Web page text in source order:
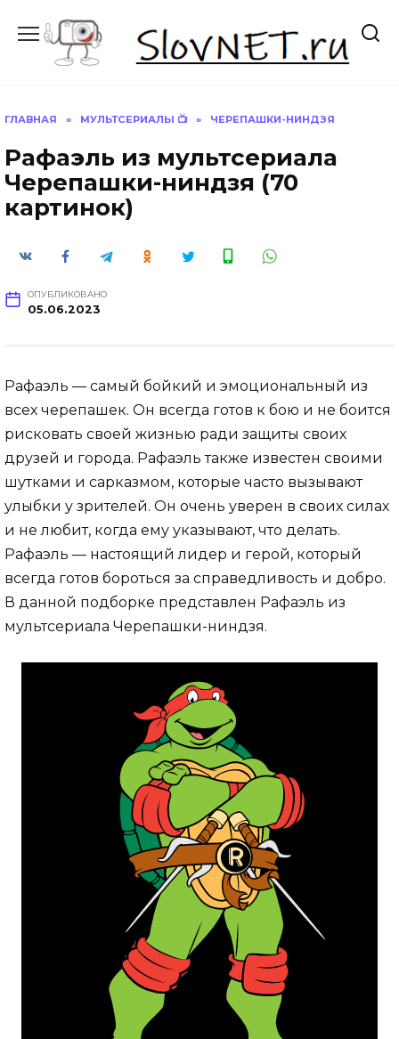
содержанию
ГЛАВНАЯ » МУЛЬТСЕРИАЛЫ 📺 » ЧЕРЕПАШКИ-НИНДЗЯ
Рафаэль из мультсериала
Черепашки-ниндзя (70
картинок)
ОПУБЛИКОВАНО
05.06.2023
Рафаэль — самый бойкий и эмоциональный из
всех черепашек. Он всегда готов к бою и не боится
рисковать своей жизнью ради защиты своих
друзей и города. Рафаэль также известен своими
шутками и сарказмом, которые часто вызывают
улыбки у зрителей. Он очень уверен в своих силах
и не любит, когда ему указывают, что делать.
Рафаэль — настоящий лидер и герой, который
всегда готов бороться за справедливость и добро.
В данной подборке представлен Рафаэль из
мультсериала Черепашки-ниндзя.